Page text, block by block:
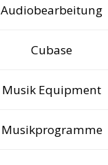
Audiobearbeitung
Cubase
Musik Equipment
Musikprogramme